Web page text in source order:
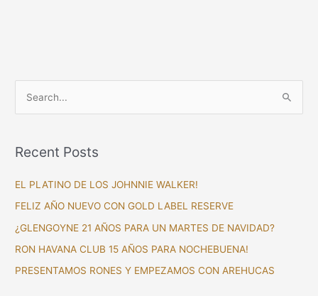
r
o
r
:
Recent Posts
EL PLATINO DE LOS JOHNNIE WALKER!
FELIZ AÑO NUEVO CON GOLD LABEL RESERVE
¿GLENGOYNE 21 AÑOS PARA UN MARTES DE NAVIDAD?
RON HAVANA CLUB 15 AÑOS PARA NOCHEBUENA!
PRESENTAMOS RONES Y EMPEZAMOS CON AREHUCAS